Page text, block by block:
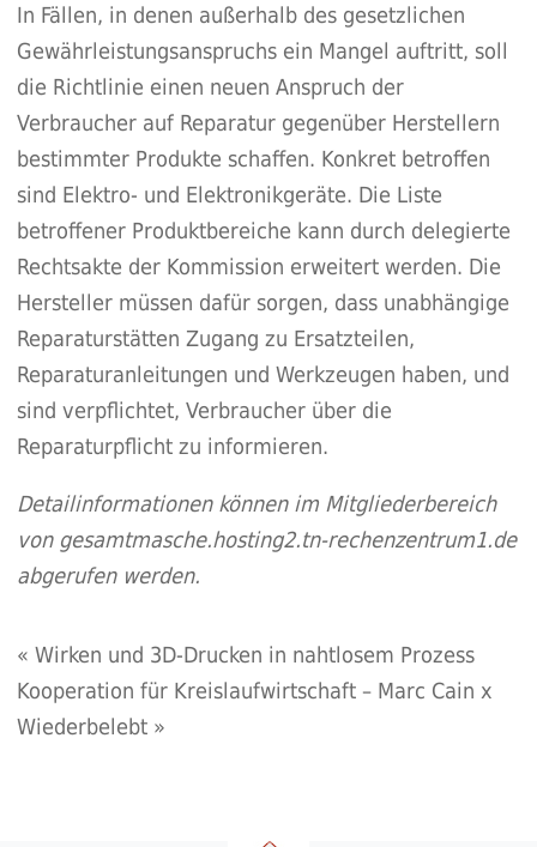
In Fällen, in denen außerhalb des gesetzlichen
Gewährleistungsanspruchs ein Mangel auftritt, soll
die Richtlinie einen neuen Anspruch der
Verbraucher auf Reparatur gegenüber Herstellern
bestimmter Produkte schaffen. Konkret betroffen
sind Elektro- und Elektronikgeräte. Die Liste
betroffener Produktbereiche kann durch delegierte
Rechtsakte der Kommission erweitert werden. Die
Hersteller müssen dafür sorgen, dass unabhängige
Reparaturstätten Zugang zu Ersatzteilen,
Reparaturanleitungen und Werkzeugen haben, und
sind verpflichtet, Verbraucher über die
Reparaturpflicht zu informieren.
Detailinformationenkönnen im Mitgliederbereich
vongesamtmasche.hosting2.tn-rechenzentrum1.de
abgerufen werden.
« Wirken und 3D-Drucken in nahtlosem Prozess
Kooperation für Kreislaufwirtschaft – Marc Cain x
Wiederbelebt»